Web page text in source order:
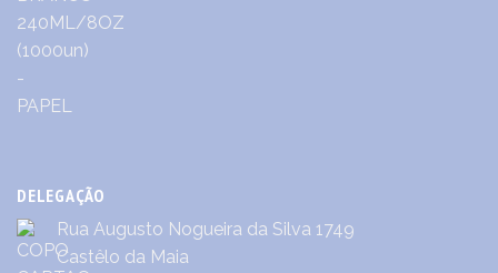
DELEGAÇÃO
Rua Augusto Nogueira da Silva 1749
Castêlo da Maia